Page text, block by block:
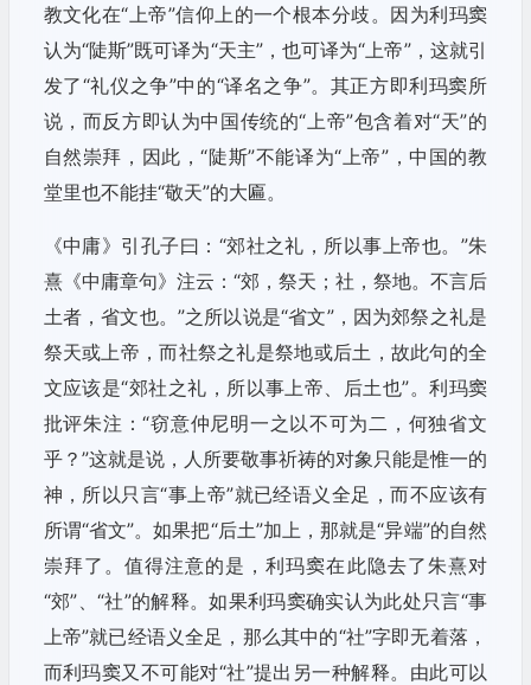
教文化在“上帝”信仰上的一个根本分歧。因为利玛窦
认为“陡斯”既可译为“天主”，也可译为“上帝”，这就引
发了“礼仪之争”中的“译名之争”。其正方即利玛窦所
说，而反方即认为中国传统的“上帝”包含着对“天”的
自然崇拜，因此，“陡斯”不能译为“上帝”，中国的教
堂里也不能挂“敬天”的大匾。
《中庸》引孔子曰：“郊社之礼，所以事上帝也。”朱
熹《中庸章句》注云：“郊，祭天；社，祭地。不言后
土者，省文也。”之所以说是“省文”，因为郊祭之礼是
祭天或上帝，而社祭之礼是祭地或后土，故此句的全
文应该是“郊社之礼，所以事上帝、后土也”。利玛窦
批评朱注：“窃意仲尼明一之以不可为二，何独省文
乎？”这就是说，人所要敬事祈祷的对象只能是惟一的
神，所以只言“事上帝”就已经语义全足，而不应该有
所谓“省文”。如果把“后土”加上，那就是“异端”的自然
崇拜了。值得注意的是，利玛窦在此隐去了朱熹对
“郊”、“社”的解释。如果利玛窦确实认为此处只言“事
上帝”就已经语义全足，那么其中的“社”字即无着落，
而利玛窦又不可能对“社”提出另一种解释。由此可以